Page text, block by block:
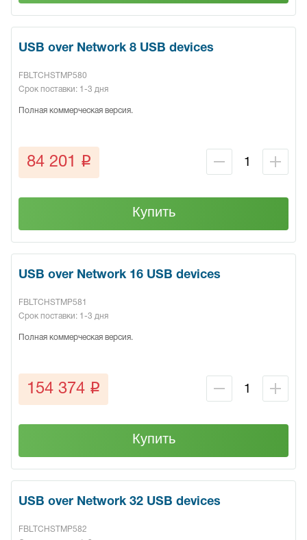
USB over Network 8 USB devices
FBLTCHSTMP580
Срок поставки: 1-3 дня
Полная коммерческая версия.
84 201 q
Купить
USB over Network 16 USB devices
FBLTCHSTMP581
Срок поставки: 1-3 дня
Полная коммерческая версия.
154 374 q
Купить
USB over Network 32 USB devices
FBLTCHSTMP582